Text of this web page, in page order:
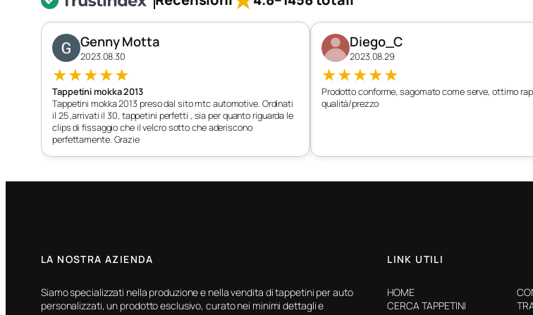
Genny Motta
2023.08.30
★★★★★
Tappetini mokka 2013
Tappetini mokka 2013 preso dal sito mtc automotive. Ordinati
il 25 ,arrivati il 30, tappetini perfetti , sia per quanto riguarda le
clips di fissaggio che il velcro sotto che aderiscono
perfettamente. Grazie
Diego_C
2023.08.29
★★★★★
Prodotto conforme, sagomato come serve, ottimo
qualità/prezzo
LA NOSTRA AZIENDA
Siamo specializzati nella produzione e nella vendita di tappetini per auto
personalizzati, un prodotto esclusivo, curato nei minimi dettagli e
LINK UTILI
HOME
CERCA TAPPETINI